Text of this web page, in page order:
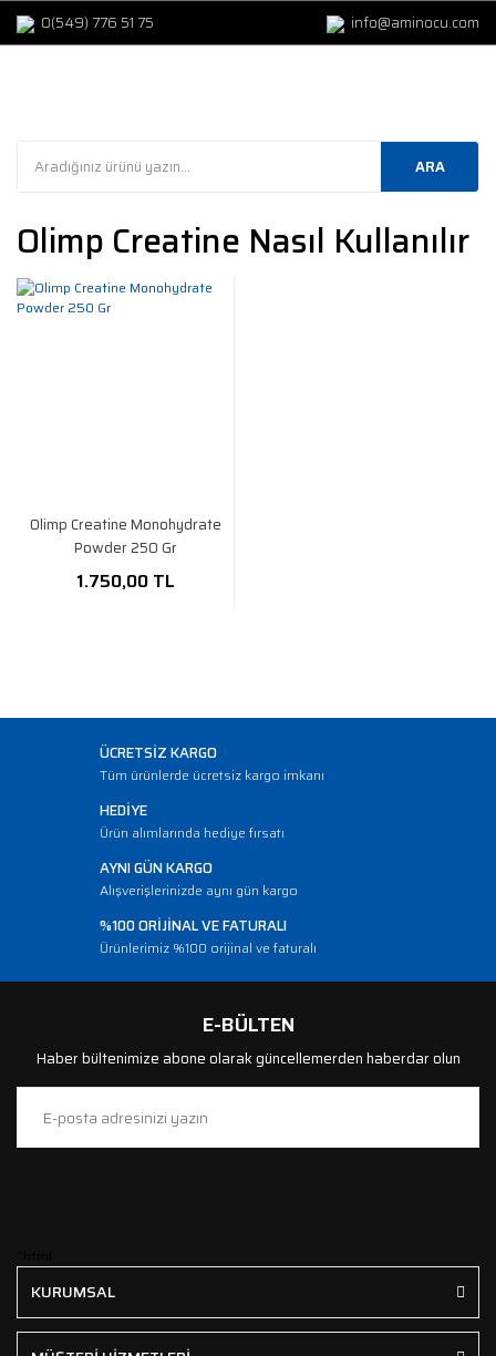
0(549) 776 51 75 info@aminocu.com
ARA
Olimp Creatine Nasıl Kullanılır
Olimp Creatine Monohydrate
Powder 250 Gr
1.750,00 TL
ÜCRETSİZ KARGO
Tüm ürünlerde ücretsiz kargo imkanı
HEDİYE
Ürün alımlarında hediye fırsatı
AYNI GÜN KARGO
Alışverişlerinizde aynı gün kargo
%100 ORİJİNAL VE FATURALI
Ürünlerimiz %100 orijinal ve faturalı
E-BÜLTEN
Haber bültenimize abone olarak güncellemerden haberdar olun
KURUMSAL